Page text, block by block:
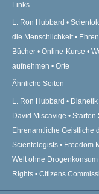
Links
L. Ron Hubbard
die Menschlichkeit
Bücher
Online-Kurse
aufnehmen
Orte
Ähnliche Seiten
L. Ron Hubbard Dianetik
David Miscavige
Starten
Ehrenamtliche Geistliche
Scientologists
Freedom
Welt ohne Drogenkonsum
Rights
Citizens